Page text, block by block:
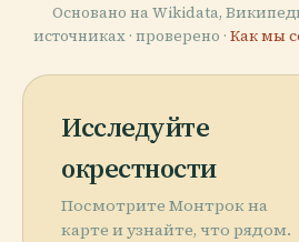
Основано на Wikidata,
источниках · проверено · Как мы
Исследуйте
окрестности
Посмотрите Монтрoк на
карте и узнайте, что рядом.